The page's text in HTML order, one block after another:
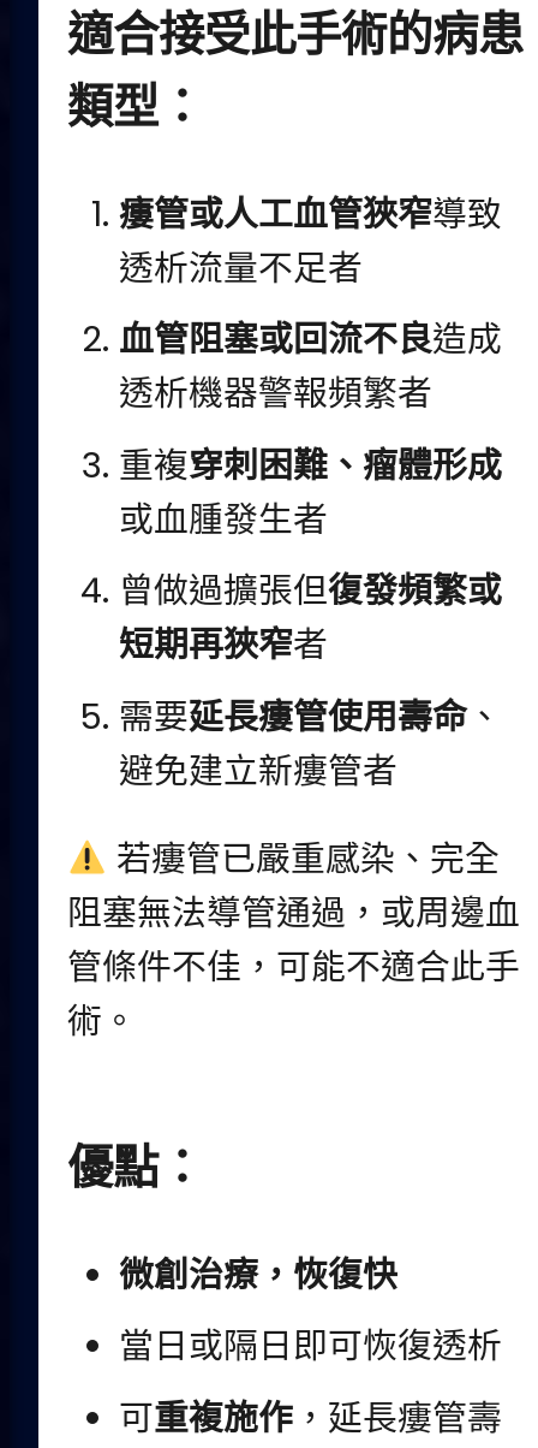
適合接受此手術的病患
類型：
瘻管或人工血管狹窄導致
透析流量不足者
血管阻塞或回流不良造成
透析機器警報頻繁者
重複穿刺困難、瘤體形成
或血腫發生者
曾做過擴張但復發頻繁或
短期再狹窄者
需要延長瘻管使用壽命、
避免建立新瘻管者
若瘻管已嚴重感染、完全
阻塞無法導管通過，或周邊血
管條件不佳，可能不適合此手
術。
優點：
微創治療，恢復快
當日或隔日即可恢復透析
可重複施作 ，延長瘻管壽